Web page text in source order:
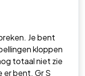
Je bent
kloppen
totaal niet zie
er bent. Gr S